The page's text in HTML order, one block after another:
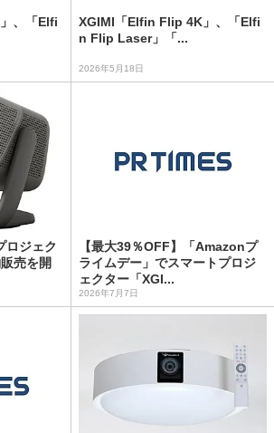
、「Elfi
XGIMI「Elfin Flip 4K」、「Elfi
n Flip Laser」「...
2026年5月18日
ロジェク
売を開
【最大39％OFF】「Amazonプ
ライムデー」でスマートプロジ
ェクター「XGI...
2026年7月7日